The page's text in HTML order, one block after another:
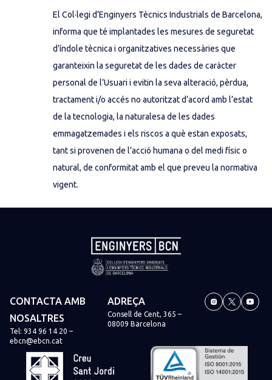
El Col·legi d’Enginyers Tècnics Industrials de Barcelona,
informa que té implantades les mesures de seguretat
d’índole tècnica i organitzatives necessàries que
garanteixin la seguretat de les dades de caràcter
personal de l’Usuari i evitin la seva alteració, pèrdua,
tractament i/o accés no autoritzat d’acord amb l’estat
de la tecnologia, la naturalesa de les dades
emmagatzemades i els riscos a què estan exposats,
tant si provenen de l’acció humana o del medi físic o
natural, de conformitat amb el que preveu la normativa
vigent.
CONTACTA AMB
NOSALTRES
Tel: 934 96 14 20 –
ebcn@ebcn.cat
ADREÇA
Consell de Cent, 365 –
08009 Barcelona